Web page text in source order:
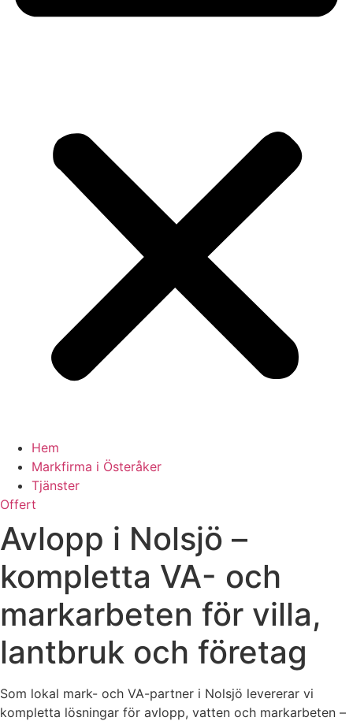
Hem
Markfirma i Österåker
Tjänster
Offert
Avlopp i Nolsjö –
kompletta VA- och
markarbeten för villa,
lantbruk och företag
Som lokal mark- och VA-partner i Nolsjö levererar vi
kompletta lösningar för avlopp, vatten och markarbeten –